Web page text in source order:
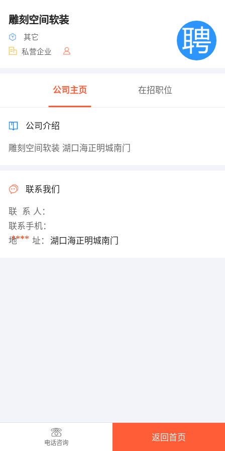
雕刻空间软装
其它
私营企业
公司主页 在招职位
公司介绍
雕刻空间软装 湖口海正明城南门
联系我们
联 系 人：
联系手机：
****
地 址： 湖口海正明城南门
电话咨询
返回首页